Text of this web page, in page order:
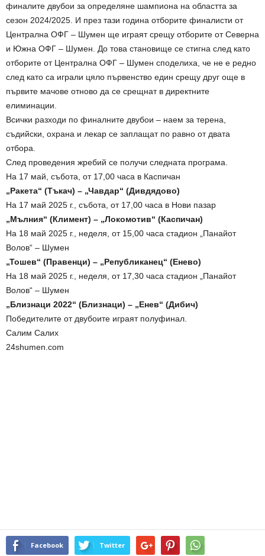
финалите двубои за определяне шампиона на областта за
сезон 2024/2025. И през тази година отборите финалисти от
Централна ОФГ – Шумен ще играят срещу отборите от Северна
и Южна ОФГ – Шумен. До това становище се стигна след като
отборите от Централна ОФГ – Шумен споделиха, че не е редно
след като са играли цяло първенство един срещу друг още в
първите мачове отново да се срещнат в директните
елиминации.
Всички разходи по финалните двубои – наем за терена,
съдийски, охрана и лекар се заплащат по равно от двата
отбора.
След проведения жребий се получи следната програма.
На 17 май, събота, от 17,00 часа в Каспичан
„Ракета“ (Тъкач) – „Чавдар“ (Дивдядово)
На 17 май 2025 г., събота, от 17,00 часа в Нови пазар
„Мълния“ (Климент) – „Локомотив“ (Каспичан)
На 18 май 2025 г., неделя, от 15,00 часа стадион „Панайот
Волов“ – Шумен
„Тошев“ (Правенци) – „Републиканец“ (Енево)
На 18 май 2025 г., неделя, от 17,30 часа стадион „Панайот
Волов“ – Шумен
„Близнаци 2022“ (Близнаци) – „Енев“ (Дибич)
Победителите от двубоите играят полуфинал.
Салим Салих
24shumen.com
Facebook Twitter